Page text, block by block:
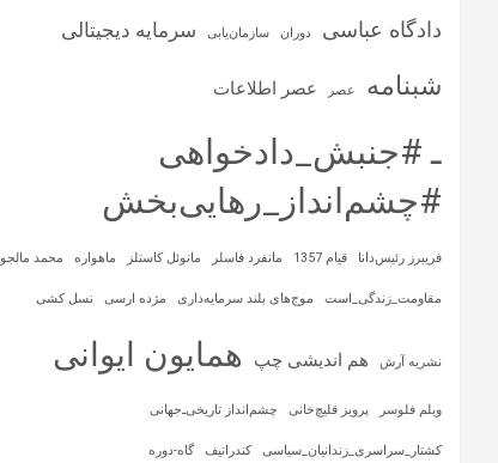
دادگاه عباسی دوران سازمان‌یابی سرمایه‌ دیجیتالی
شبنامه عصر عصر اطلاعات
ـ #جنبش_دادخواهی
#چشم‌انداز_رهایی‌بخش
فریبرز رئیس‌دانا قیام 1357 مانفرد فاسلر مانوئل کاستلز ماهواره‌ محمد مالجو
مقاومت_زندگی_است موج‌های بلند سرمایه‌داری مژده ارسی نسل کشی
نشریه آرش هم اندیشی چپ همایون ایوانی
ویلم فلوسر پرویز قلیچ‌خانی چشم‌انداز تاریخی‌ـ‌جهانی
کشتار_سراسری_زندانیان_سیاسی کندراتیف گاه-دوره